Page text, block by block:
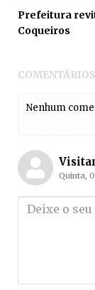
Prefeitura
Coqueiros
Nenhum
Quinta,